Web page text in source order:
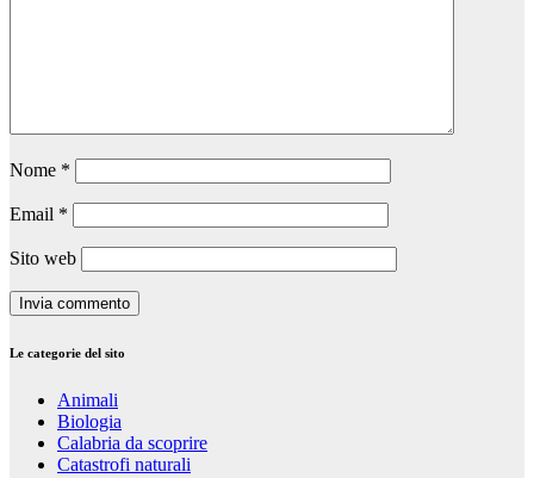
Nome *
Email *
Sito web
Le categorie del sito
Animali
Biologia
Calabria da scoprire
Catastrofi naturali